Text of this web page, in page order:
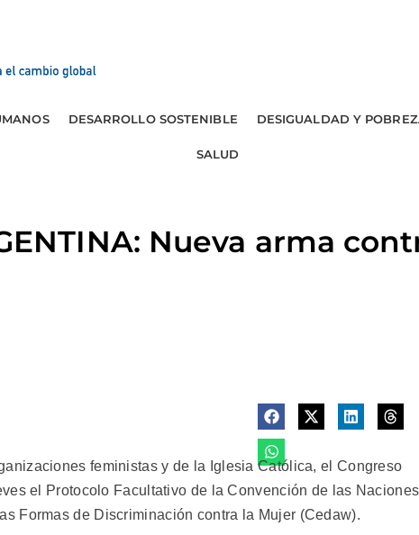
DESARROLLO SOSTENIBLE DESIGUALDAD Y
SALUD
Nueva arma
feministas y de la Iglesia Católica, el Congreso
el Protocolo Facultativo de la Convención de las Naciones
Formas de Discriminación contra la Mujer (Cedaw).